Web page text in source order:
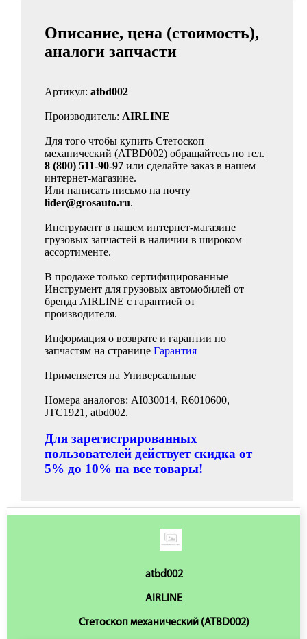
Описание, цена (стоимость),
аналоги запчасти
Артикул: atbd002
Производитель: AIRLINE
Для того чтобы купить Стетоскоп
механический (ATBD002) обращайтесь по тел.
8 (800) 511-90-97 или сделайте заказ в нашем
интернет-магазине.
Или написать письмо на почту
lider@grosauto.ru.
Инструмент в нашем интернет-магазине
грузовых запчастей в наличии в широком
ассортименте.
В продаже только сертифицированные
Инструмент для грузовых автомобилей от
бренда AIRLINE с гарантией от
производителя.
Информация о возврате и гарантии по
запчастям на странице Гарантия
Применяется на Универсальные
Номера аналогов: AI030014, R6010600,
JTC1921, atbd002.
Для зарегистрированных
пользователей действует скидка от
5% до 10% на все товары!
atbd002
AIRLINE
Стетоскоп механический (ATBD002)